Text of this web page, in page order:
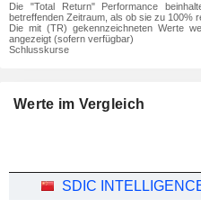
Die "Total Return" Performance
betreffenden Zeitraum, als ob sie zu 100%
Die mit (TR) gekennzeichneten Werte
angezeigt (sofern verfügbar)
Schlusskurse
Werte im Vergleich